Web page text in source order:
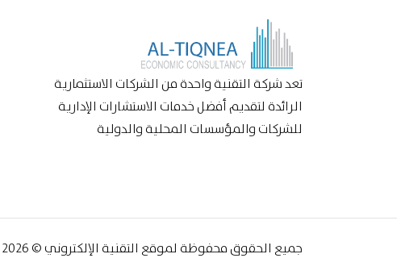
تعد شركة التقنية واحدة من الشركات الاستثمارية
الرائدة لتقديم أفضل خدمات الاستشارات الإدارية
للشركات والمؤسسات المحلية والدولية
جميع الحقوق محفوظة لموقع التقنية الإلكتروني © 2026